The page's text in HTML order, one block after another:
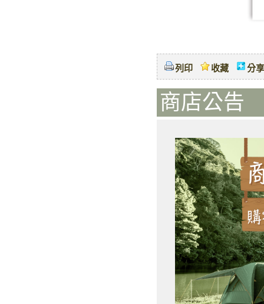
列印 收藏 分享
商店公告